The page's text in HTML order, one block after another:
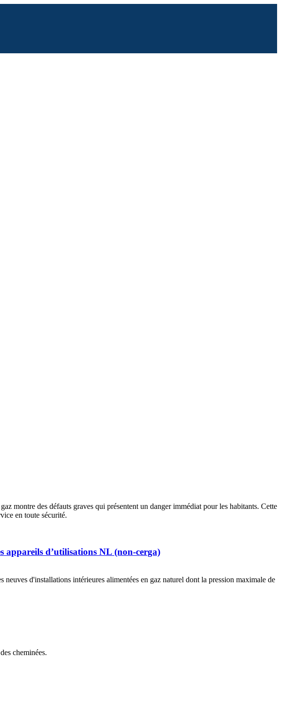
montre des défauts graves qui présentent un danger immédiat pour les habitants. Cette
en toute sécurité.
appareils d’utilisations NL (non-cerga)
d'installations intérieures alimentées en gaz naturel dont la pression maximale de
cheminées.